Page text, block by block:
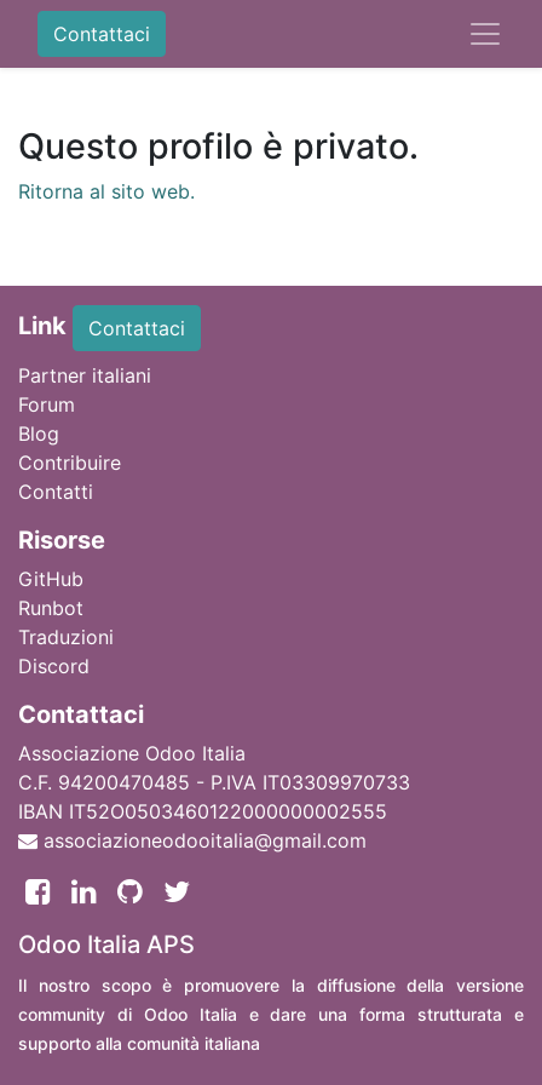
Contattaci
Questo profilo è privato.
Ritorna al sito web.
Link
Contattaci
Partner italiani
Forum
Blog
Contribuire
Contatti
Risorse
GitHub
Runbot
Traduzioni
Discord
Contattaci
Associazione Odoo Italia
C.F. 94200470485 - P.IVA IT03309970733
IBAN IT52O0503460122000000002555
associazioneodooitalia@gmail.com
Odoo Italia APS
Il nostro scopo è promuovere la diffusione della versione
community di Odoo Italia e dare una forma strutturata e
supporto alla comunità italiana